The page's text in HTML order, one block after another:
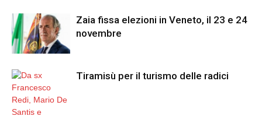
Zaia fissa elezioni in Veneto, il 23 e 24
novembre
Tiramisù per il turismo delle radici